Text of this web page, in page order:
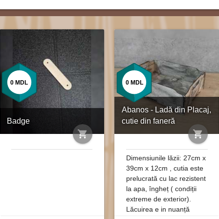
Badge
shopping_cart
0 MDL
Abanos - Ladă din Placaj,
cutie din faneră
shopping_cart
0 MDL
Dimensiunile lăzii: 27cm x
39cm x 12cm , cutia este
prelucrată cu lac rezistent
la apa, îngheț ( condiții
extreme de exterior).
Lăcuirea e in nuanță